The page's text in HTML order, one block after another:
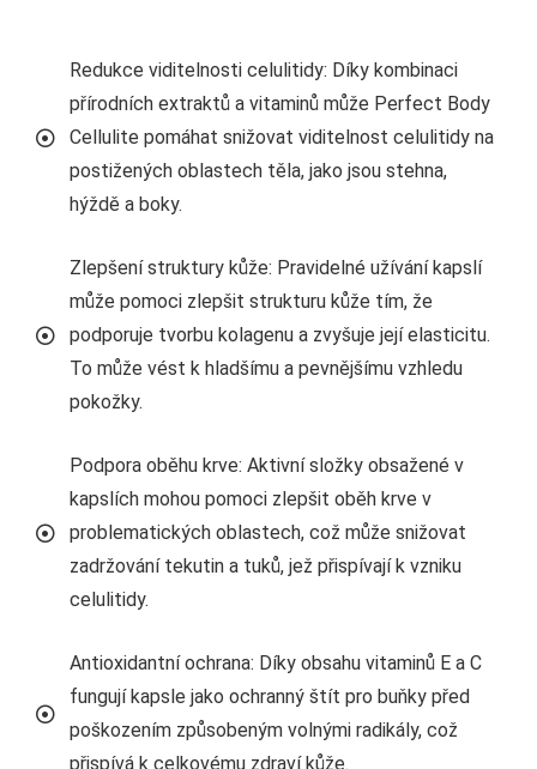
Redukce viditelnosti celulitidy: Díky kombinaci
přírodních extraktů a vitaminů může Perfect Body
Cellulite pomáhat snižovat viditelnost celulitidy na
postižených oblastech těla, jako jsou stehna,
hýždě a boky.
Zlepšení struktury kůže: Pravidelné užívání kapslí
může pomoci zlepšit strukturu kůže tím, že
podporuje tvorbu kolagenu a zvyšuje její elasticitu.
To může vést k hladšímu a pevnějšímu vzhledu
pokožky.
Podpora oběhu krve: Aktivní složky obsažené v
kapslích mohou pomoci zlepšit oběh krve v
problematických oblastech, což může snižovat
zadržování tekutin a tuků, jež přispívají k vzniku
celulitidy.
Antioxidantní ochrana: Díky obsahu vitaminů E a C
fungují kapsle jako ochranný štít pro buňky před
poškozením způsobeným volnými radikály, což
přispívá k celkovému zdraví kůže.